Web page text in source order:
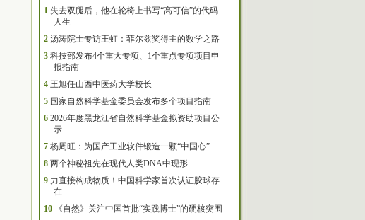
1 失去双腿后，他在轮椅上书写“高可信”的代码
人生
2 汤涛院士专访王虹：菲尔兹奖得主的数学之路
3 科技部发布4个重大专项、1个重点专项项目申
报指南
4 王旭任山西中医药大学校长
5 国家自然科学基金委员会发布多个项目指南
6 2026年度黑龙江省自然科学基金拟资助项目公
示
7 杨周旺：为国产工业软件锻造一颗“中国心”
8 两个神秘祖先在现代人类DNA中现形
9 力直接构成物质！中国科学家首次认证胶球存
在
10
《自然》关注中国首批“实践博士”的硬核突围